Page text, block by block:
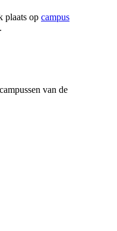
plaats op campus
van de